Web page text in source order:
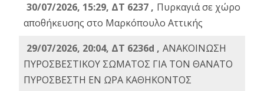
30/07/2026, 15:29, ΔΤ 6237 , Πυρκαγιά σε χώρο
αποθήκευσης στο Μαρκόπουλο Αττικής
29/07/2026, 20:04, ΔΤ 6236d , ΑΝΑΚΟΙΝΩΣΗ
ΠΥΡΟΣΒΕΣΤΙΚΟΥ ΣΩΜΑΤΟΣ ΓΙΑ ΤΟΝ ΘΑΝΑΤΟ
ΠΥΡΟΣΒΕΣΤΗ ΕΝ ΩΡΑ ΚΑΘΗΚΟΝΤΟΣ